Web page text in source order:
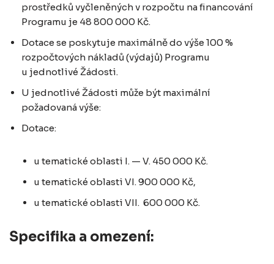
prostředků vyčleněných v rozpočtu na financování
Programu je 48 800 000 Kč.
Dotace se poskytuje maximálně do výše 100 %
rozpočtových nákladů (výdajů) Programu
u jednotlivé Žádosti.
U jednotlivé Žádosti může být maximální
požadovaná výše:
Dotace:
u tematické oblasti I. — V. 450 000 Kč.
u tematické oblasti VI. 900 000 Kč,
u tematické oblasti VII. 600 000 Kč.
Specifika a omezení: